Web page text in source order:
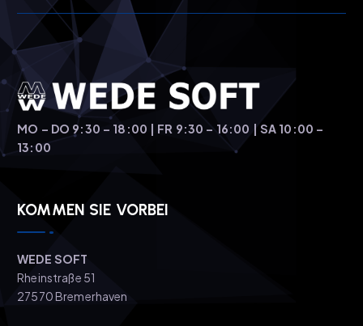
MO – DO 9:30 – 18:00 | FR 9:30 – 16:00 | SA 10:00 –
13:00
KOMMEN SIE VORBEI
WEDE SOFT
Rheinstraße 51
27570 Bremerhaven